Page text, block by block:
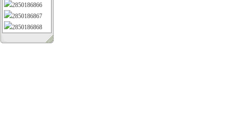
2850186866
2850186867
2850186868